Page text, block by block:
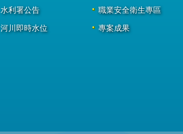
水利署公告
河川即時水位
職業安全衛生專區
專案成果